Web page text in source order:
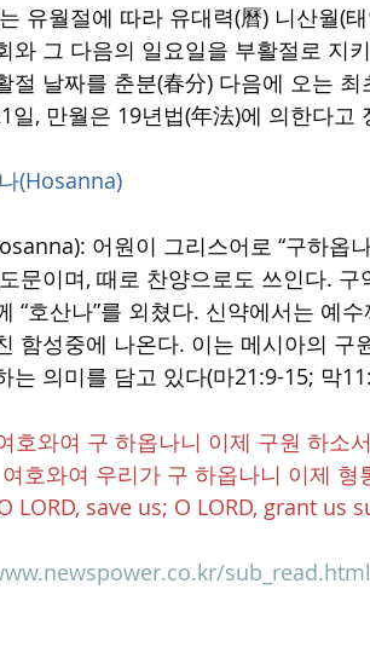
유월절에 따라 유대력(曆) 니산월(
와 그 다음의 일요일을 부활절로 지
절 날짜를 춘분(春分) 다음에 오는
일, 만월은 19년법(年法)에 의한다고
(Hosanna)
어원이 그리스어로 “구하옵
문이며, 때로 찬양으로도 쓰인다.
“호산나”를 외쳤다. 신약에서는 예
함성중에 나온다. 이는 메시아의
는 의미를 담고 있다(마21:9-15; 막
호와여 구 하옵나니 이제 구원 하소서
우리가 구 하옵나니 이제 형통
LORD, save us; O LORD, grant us